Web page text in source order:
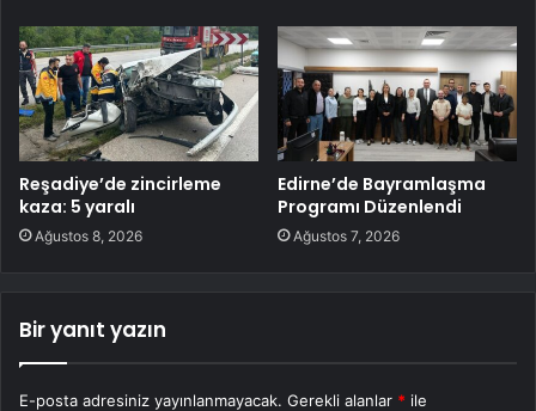
Reşadiye’de zincirleme
kaza: 5 yaralı
Ağustos 8, 2026
Edirne’de Bayramlaşma
Programı Düzenlendi
Ağustos 7, 2026
Bir yanıt yazın
E-posta adresiniz yayınlanmayacak. Gerekli alanlar * ile